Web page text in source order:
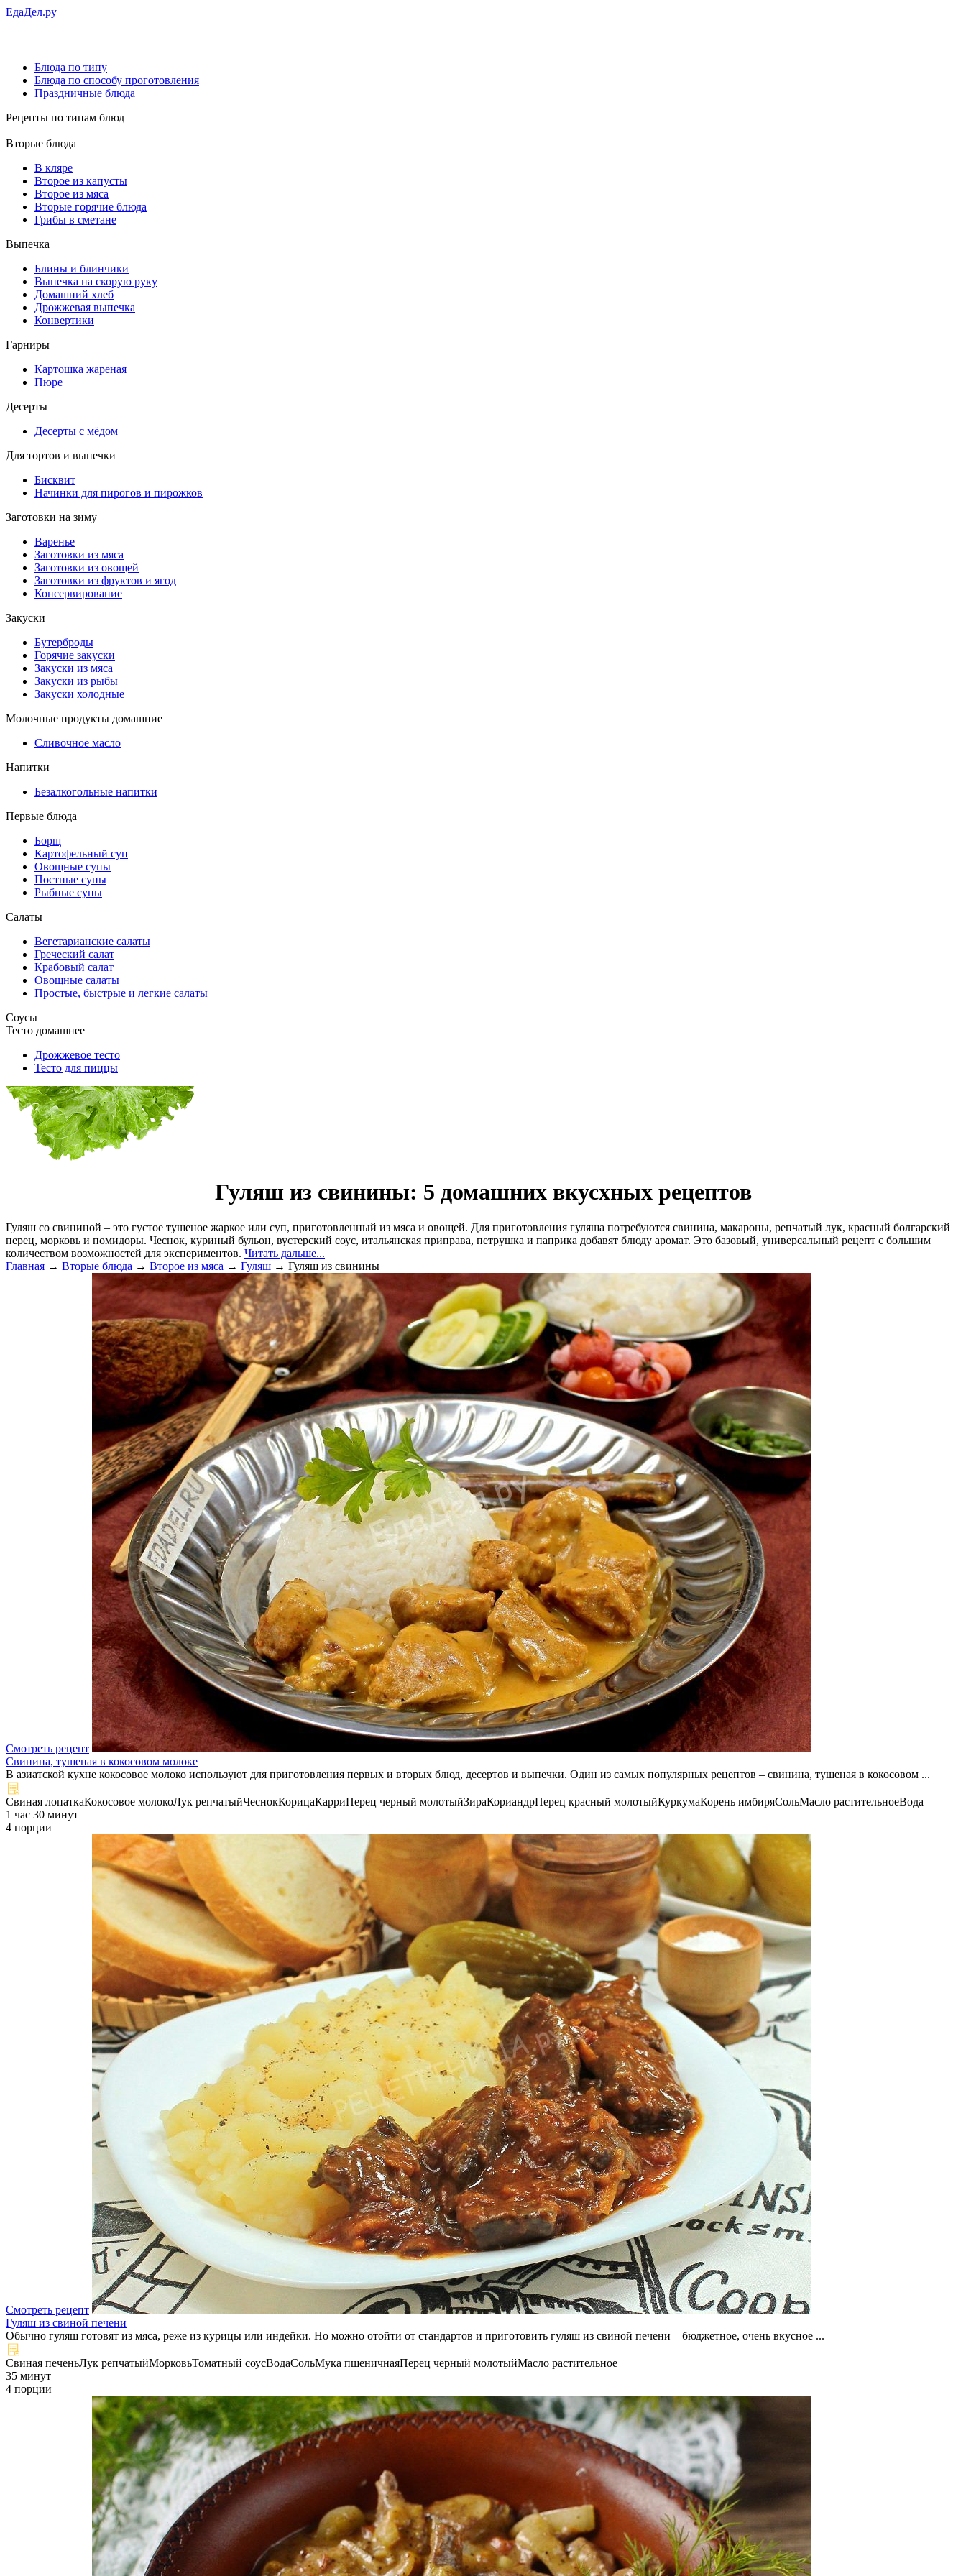
ЕдаДел.ру
Блюда по типу
Блюда по способу проготовления
Праздничные блюда
Рецепты по типам блюд
Вторые блюда
В кляре
Второе из капусты
Второе из мяса
Вторые горячие блюда
Грибы в сметане
Выпечка
Блины и блинчики
Выпечка на скорую руку
Домашний хлеб
Дрожжевая выпечка
Конвертики
Гарниры
Картошка жареная
Пюре
Десерты
Десерты с мёдом
Для тортов и выпечки
Бисквит
Начинки для пирогов и пирожков
Заготовки на зиму
Варенье
Заготовки из мяса
Заготовки из овощей
Заготовки из фруктов и ягод
Консервирование
Закуски
Бутерброды
Горячие закуски
Закуски из мяса
Закуски из рыбы
Закуски холодные
Молочные продукты домашние
Сливочное масло
Напитки
Безалкогольные напитки
Первые блюда
Борщ
Картофельный суп
Овощные супы
Постные супы
Рыбные супы
Салаты
Вегетарианские салаты
Греческий салат
Крабовый салат
Овощные салаты
Простые, быстрые и легкие салаты
Соусы
Тесто домашнее
Дрожжевое тесто
Тесто для пиццы
Гуляш из свинины: 5 домашних вкусхных рецептов
Гуляш со свининой – это густое тушеное жаркое или суп, приготовленный из мяса и овощей. Для приготовления гуляша потребуются свинина, макароны, репчатый лук, красный болгарский
перец, морковь и помидоры. Чеснок, куриный бульон, вустерский соус, итальянская приправа, петрушка и паприка добавят блюду аромат. Это базовый, универсальный рецепт с большим
количеством возможностей для экспериментов. Читать дальше...
Главная → Вторые блюда → Второе из мяса → Гуляш → Гуляш из свинины
Смотреть рецепт
Свинина, тушеная в кокосовом молоке
В азиатской кухне кокосовое молоко используют для приготовления первых и вторых блюд, десертов и выпечки. Один из самых популярных рецептов – свинина, тушеная в кокосовом ...
Свиная лопаткаКокосовое молокоЛук репчатыйЧеснокКорицаКарриПерец черный молотыйЗираКориандрПерец красный молотыйКуркумаКорень имбиряСольМасло растительноеВода
1 час 30 минут
4 порции
Смотреть рецепт
Гуляш из свиной печени
Обычно гуляш готовят из мяса, реже из курицы или индейки. Но можно отойти от стандартов и приготовить гуляш из свиной печени – бюджетное, очень вкусное ...
Свиная печеньЛук репчатыйМорковьТоматный соусВодаСольМука пшеничнаяПерец черный молотыйМасло растительное
35 минут
4 порции